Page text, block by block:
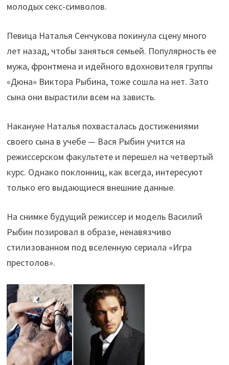
молодых секс-символов.
Певица Наталья Сенчукова покинула сцену много
лет назад, чтобы заняться семьей. Популярность ее
мужа, фронтмена и идейного вдохновителя группы
«Дюна» Виктора Рыбина, тоже сошла на нет. Зато
сына они вырастили всем на зависть.
Накануне Наталья похвасталась достижениями
своего сына в учебе — Вася Рыбин учится на
режиссерском факультете и перешел на четвертый
курс. Однако поклонниц, как всегда, интересуют
только его выдающиеся внешние данные.
На снимке будущий режиссер и модель Василий
Рыбин позировал в образе, ненавязчиво
стилизованном под вселенную сериала «Игра
престолов».